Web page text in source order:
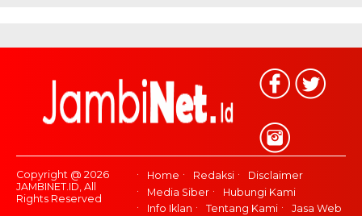
Copyright @ 2026
JAMBINET.ID, All
Rights Reserved
Home Redaksi
Disclaimer
Media Siber
Hubungi Kami
Info Iklan
Tentang Kami Jasa Web